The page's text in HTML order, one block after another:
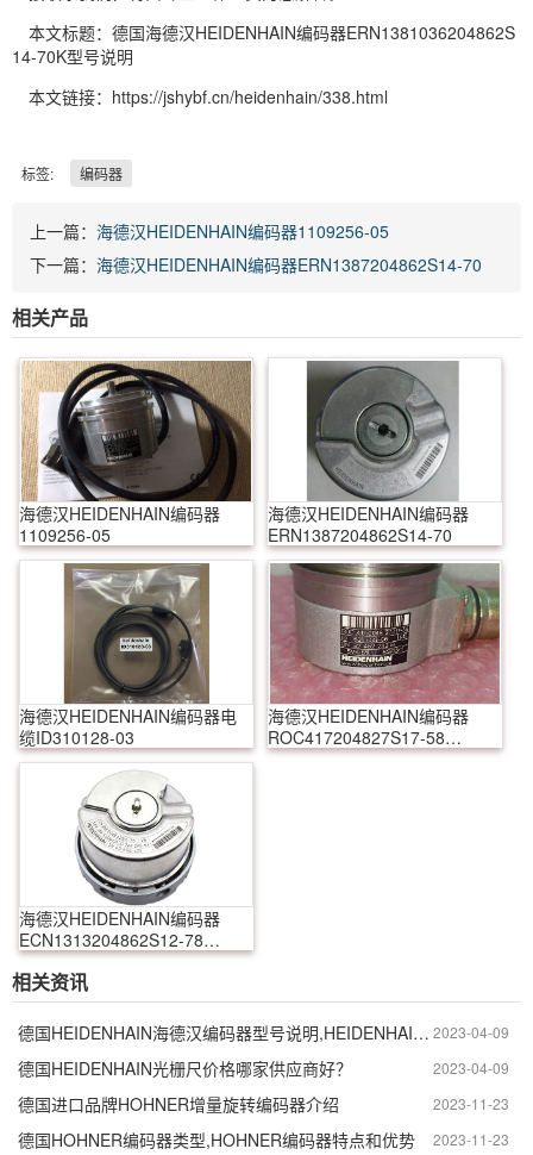
本文标题：德国海德汉HEIDENHAIN编码器ERN1381036204862S
14-70K型号说明
本文链接：https://jshybf.cn/heidenhain/338.html
标签: 编码器
上一篇： 海德汉HEIDENHAIN编码器1109256-05
下一篇： 海德汉HEIDENHAIN编码器ERN1387204862S14-70
相关产品
海德汉HEIDENHAIN编码器
1109256-05
海德汉HEIDENHAIN编码器
ERN1387204862S14-70
海德汉HEIDENHAIN编码器电
缆ID310128-03
海德汉HEIDENHAIN编码器
ROC417204827S17-58
631699-06
海德汉HEIDENHAIN编码器
ECN1313204862S12-78
768295-54
相关资讯
2023-04-09
德国HEIDENHAIN海德汉编码器型号说明,HEIDENHAIN海德汉编码器如何使用
2023-04-09
德国HEIDENHAIN光栅尺价格哪家供应商好？
2023-11-23
德国进口品牌HOHNER增量旋转编码器介绍
2023-11-23
德国HOHNER编码器类型,HOHNER编码器特点和优势